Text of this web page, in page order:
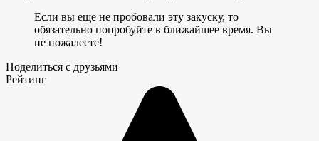
Если вы еще не пробовали эту закуску, то
обязательно попробуйте в ближайшее время. Вы
не пожалеете!
Поделиться с друзьями
Рейтинг